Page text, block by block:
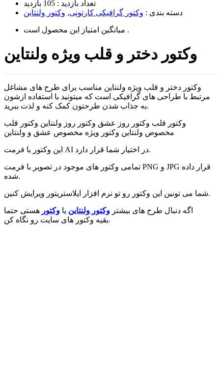
تعداد بازدید : 105 بازدید
دسته بندی : وکتور گرافیکی کارتونی, وکتور ولنتاین
میانگین امتیاز این محصول است .
وکتور دختر و قلب ویژه ولنتاین
وکتور دختر و قلب ویژه ولنتاین مناسب برای طرح های مشاغل
مرتبط با طراحی های گرافیکی است که میتونید با استفاده ازشون
به جذاب شدن طرحتون کمک کنه و لذت ببرید.
وکتور قلب وکتور روز عشق وکتور روز ولنتاین وکتور قلب
مخصوص ولنتاین وکتور ویژه مخصوص عشق و ولنتاین
این وکتور با فرمت AI در اختیار شما قرار دارد.
تمامی وکتور های موجود در تصویر با فرمت PNG و JPG قرار داده
شده.
شما می تونین این وکتور رو تو نرم افزار ایلاستریتور ویرایش کنین.
اگه دنبال طرح های بیشتر وکتور ولنتاین یا وکتور هستی حتما
بقیه وکتور های سایت رو نگاه کن.